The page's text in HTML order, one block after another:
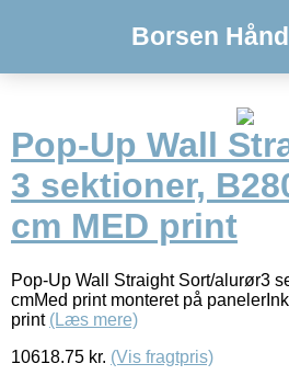
Borsen
Pop-Up Wall
3 sektioner,
cm MED print
Pop-Up Wall Straight Sort/alurør3
cmMed print monteret på
print (Læs mere)
10618.75 kr. (Vis fragtpris)